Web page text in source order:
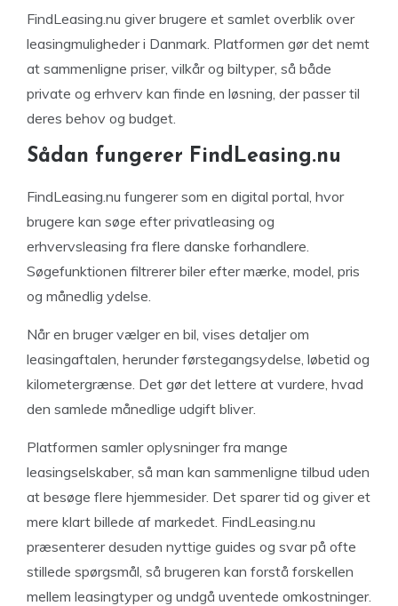
FindLeasing.nu giver brugere et samlet overblik over
leasingmuligheder i Danmark. Platformen gør det nemt
at sammenligne priser, vilkår og biltyper, så både
private og erhverv kan finde en løsning, der passer til
deres behov og budget.
Sådan fungerer FindLeasing.nu
FindLeasing.nu fungerer som en digital portal, hvor
brugere kan søge efter privatleasing og
erhvervsleasing fra flere danske forhandlere.
Søgefunktionen filtrerer biler efter mærke, model, pris
og månedlig ydelse.
Når en bruger vælger en bil, vises detaljer om
leasingaftalen, herunder førstegangsydelse, løbetid og
kilometergrænse. Det gør det lettere at vurdere, hvad
den samlede månedlige udgift bliver.
Platformen samler oplysninger fra mange
leasingselskaber, så man kan sammenligne tilbud uden
at besøge flere hjemmesider. Det sparer tid og giver et
mere klart billede af markedet. FindLeasing.nu
præsenterer desuden nyttige guides og svar på ofte
stillede spørgsmål, så brugeren kan forstå forskellen
mellem leasingtyper og undgå uventede omkostninger.